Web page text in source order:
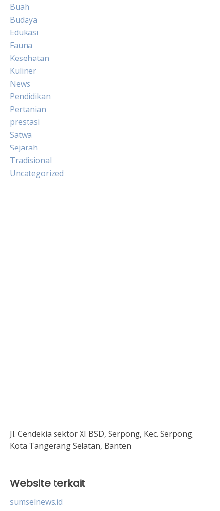
Buah
Budaya
Edukasi
Fauna
Kesehatan
Kuliner
News
Pendidikan
Pertanian
prestasi
Satwa
Sejarah
Tradisional
Uncategorized
Jl. Cendekia sektor XI BSD, Serpong, Kec. Serpong,
Kota Tangerang Selatan, Banten
Website terkait
sumselnews.id